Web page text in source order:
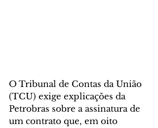
O Tribunal de Contas da União
(TCU) exige explicações da
Petrobras sobre a assinatura de
um contrato que, em oito